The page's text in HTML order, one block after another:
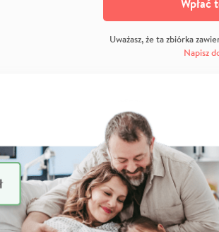
Wpłać
Uważasz, że ta zbiórka
Napisz